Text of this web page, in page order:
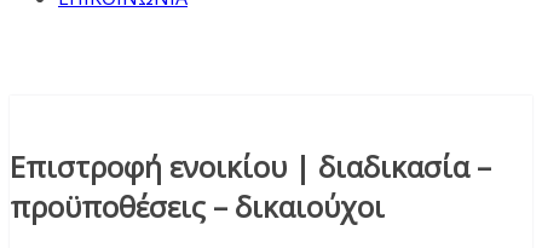
Επιστροφή ενοικίου | διαδικασία –
προϋποθέσεις – δικαιούχοι